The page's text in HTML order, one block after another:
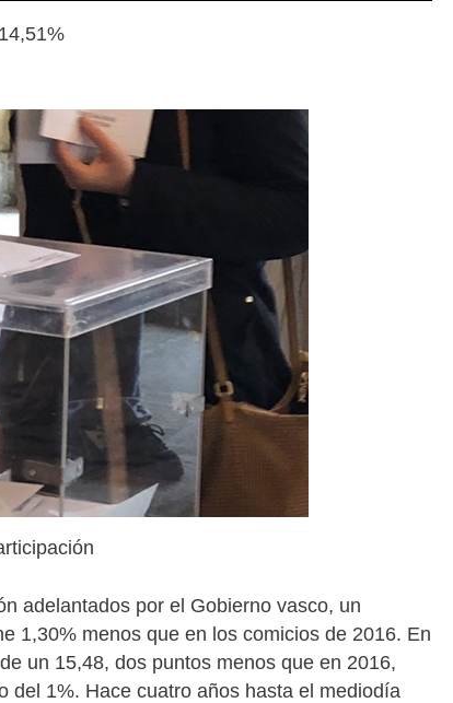
adelantados por el Gobierno vasco, un
1,30% menos que en los comicios de 2016. En
un 15,48, dos puntos menos que en 2016,
del 1%. Hace cuatro años hasta el mediodía